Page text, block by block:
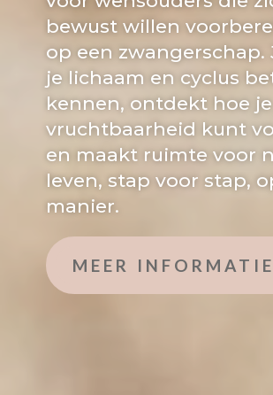
bewust willen
op een zwangerschap.
je lichaam en cyclus
kennen, ontdekt hoe
vruchtbaarheid kunt
en maakt ruimte voor
leven, stap voor stap,
manier.
MEER INFORMATIE